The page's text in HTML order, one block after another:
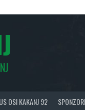
US OSI KAKANJ 92 SPONZORI